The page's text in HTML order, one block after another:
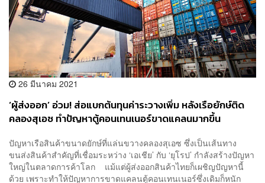
26 มีนาคม 2021
‘ผู้ส่งออก’ อ่วม! ส่อแบกต้นทุนค่าระวางเพิ่ม หลังเรือยักษ์ติด
คลองสุเอซ ทำปัญหาตู้คอนเทนเนอร์ขาดแคลนมากขึ้น
ปัญหาเรือสินค้าขนาดยักษ์ที่แล่นขวางคลองสุเอซ ซึ่งเป็นเส้นทาง
ขนส่งสินค้าสำคัญที่เชื่อมระหว่าง ‘เอเชีย’ กับ ‘ยุโรป’ กำลังสร้างปัญหา
ใหญ่ในตลาดการค้าโลก แม้แต่ผู้ส่งออกสินค้าไทยก็เผชิญปัญหานี้
ด้วย เพราะทำให้ปัญหาการขาดแคลนตู้คอนเทนเนอร์ซึ่งเดิมก็หนัก